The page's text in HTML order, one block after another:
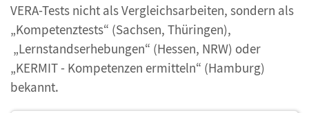
VERA-Tests nicht als Vergleichsarbeiten, sondern als
„Kompetenztests“ (Sachsen, Thüringen),
„Lernstandserhebungen“ (Hessen, NRW) oder
„KERMIT - Kompetenzen ermitteln“ (Hamburg)
bekannt.